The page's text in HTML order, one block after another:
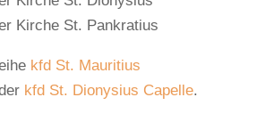
Kirche St. Pankratius
kfd St. Mauritius
kfd St. Dionysius Capelle.